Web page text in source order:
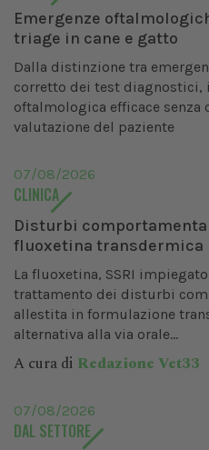
Emergenze
triage in cane e gatto
Dalla distinzione tra
corretto dei test
oftalmologica efficace senza
valutazione del paziente
07/08/2026
CLINICA
Disturbi
fluoxetina transdermica
La fluoxetina, SSRI
trattamento dei disturbi
allestita in formulazione
alternativa alla via orale...
A cura di Redazione Vet33
07/08/2026
DAL SETTORE